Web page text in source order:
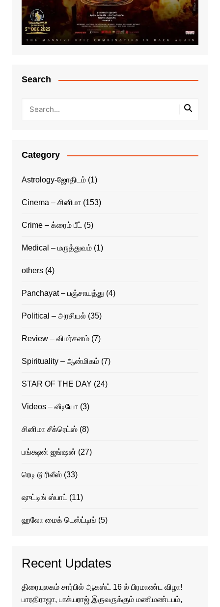
Search
Category
Astrology-ஜோதிடம்(1)
Cinema – சினிமா(153)
Crime – க்ரைம் பீட் (5)
Medical – மருத்துவம்(1)
others(4)
Panchayat – பஞ்சாயத்து (4)
Political – அரசியல் (35)
Review – விமர்சனம்(7)
Spirituality – ஆன்மிகம்(7)
STAR OF THE DAY (24)
Videos – வீடியோ(3)
சினிமா சீக்ரெட்ஸ்(8)
பங்க்ஷன் ஜங்ஷன் (27)
ரெடி டூ ரிலீஸ்(33)
ஷுட்டிங் ஸ்பாட் (11)
ஹலோ மைக் டெஸ்ட்டிங் (5)
Recent Updates
திரையுலகம் சார்பில் ஆகஸ்ட் 16 ல் பிரமாண்ட விழா!
பாரதிராஜா, பாக்யராஜ் இருவருக்கும் மணிமண்டபம்,